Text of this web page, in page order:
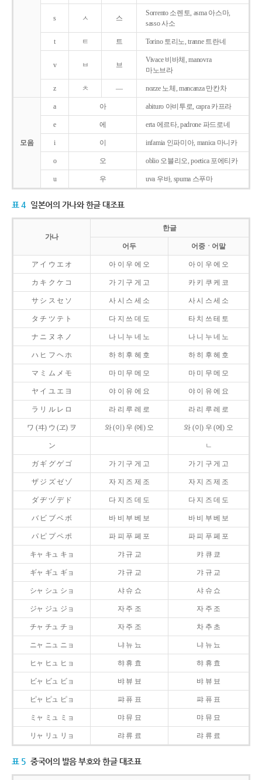
s ㅅ 스
Sorrento 소렌토, asma 아스마,
sasso 사소
t ㅌ 트 Torino 토리노, tranne 트란네
v ㅂ 브
Vivace 비바체, manovra
마노브라
z ㅊ ― nozze 노체, mancanza 만칸차
모음
a 아 abituro 아비투로, capra 카프라
e 에 erta 에르타, padrone 파드로네
i 이 infamia 인파미아, manica 마니카
o 오 oblio 오블리오, poetica 포에티카
u 우 uva 우바, spuma 스푸마
표 4 일본어의 가나와 한글 대조표
가나
한글
어두 어중ㆍ어말
ア イ ウ エ オ 아 이 우 에 오 아 이 우 에 오
カ キ ク ケ コ 가 기 구 게 고 카 키 쿠 케 코
サ シ ス セ ソ 사 시 스 세 소 사 시 스 세 소
タ チ ツ テ ト 다 지 쓰 데 도 타 치 쓰 테 토
ナ ニ ヌ ネ ノ 나 니 누 네 노 나 니 누 네 노
ハ ヒ フ ヘ ホ 하 히 후 헤 호 하 히 후 헤 호
マ ミ ム メ モ 마 미 무 메 모 마 미 무 메 모
ヤ イ ユ エ ヨ 야 이 유 에 요 야 이 유 에 요
ラ リ ル レ ロ 라 리 루 레 로 라 리 루 레 로
ワ (ヰ) ウ (ヱ) ヲ 와 (이) 우 (에) 오 와 (이) 우 (에) 오
ン ㄴ
ガ ギ グ ゲ ゴ 가 기 구 게 고 가 기 구 게 고
ザ ジ ズ ゼ ゾ 자 지 즈 제 조 자 지 즈 제 조
ダ ヂ ヅ デ ド 다 지 즈 데 도 다 지 즈 데 도
バ ビ ブ ベ ボ 바 비 부 베 보 바 비 부 베 보
パ ピ プ ペ ポ 파 피 푸 페 포 파 피 푸 페 포
キャ キュ キョ 갸 규 교 캬 큐 쿄
ギャ ギュ ギョ 갸 규 교 갸 규 교
シャ シュ ショ 샤 슈 쇼 샤 슈 쇼
ジャ ジュ ジョ 자 주 조 자 주 조
チャ チュ チョ 자 주 조 차 추 초
ニャ ニュ ニョ 냐 뉴 뇨 냐 뉴 뇨
ヒャ ヒュ ヒョ 햐 휴 효 햐 휴 효
ビャ ビュ ビョ 뱌 뷰 뵤 뱌 뷰 뵤
ピャ ピュ ピョ 퍄 퓨 표 퍄 퓨 표
ミャ ミュ ミョ 먀 뮤 묘 먀 뮤 묘
リャ リュ リョ 랴 류 료 랴 류 료
표 5 중국어의 발음 부호와 한글 대조표